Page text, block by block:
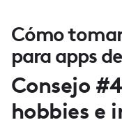
Cómo
para apps
Consejo
hobbies e